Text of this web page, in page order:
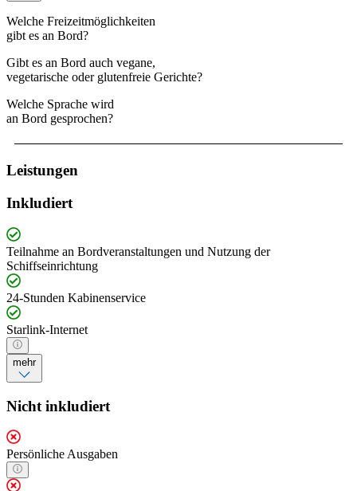
Welche Freizeitmöglichkeiten
gibt es an Bord?
Gibt es an Bord auch vegane,
vegetarische oder glutenfreie Gerichte?
Welche Sprache wird
an Bord gesprochen?
Leistungen
Inkludiert
Teilnahme an Bordveranstaltungen und Nutzung der
Schiffseinrichtung
24-Stunden Kabinenservice
Starlink-Internet
mehr
Nicht inkludiert
Persönliche Ausgaben